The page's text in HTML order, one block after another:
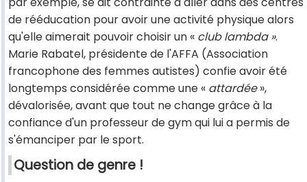
de rééducation pour avoir une activité physique alors
qu'elle aimerait pouvoir choisir un « club lambda ».
Marie Rabatel, présidente de l'AFFA (Association
francophone des femmes autistes) confie avoir été
longtemps considérée comme une « attardée»,
dévalorisée, avant que tout ne change grâce à la
confiance d'un professeur de gym qui lui a permis de
s'émanciper par le sport.
Question de genre !